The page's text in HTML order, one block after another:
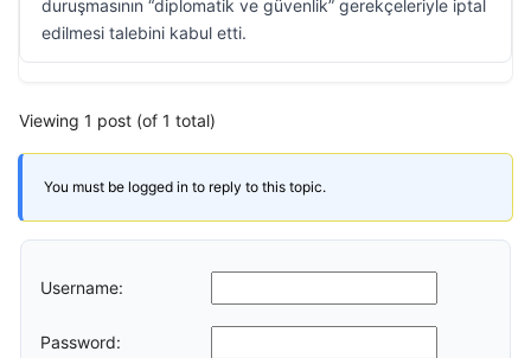
duruşmasının “diplomatik ve güvenlik” gerekçeleriyle iptal
edilmesi talebini kabul etti.
Viewing 1 post (of 1 total)
You must be logged in to reply to this topic.
Username:
Password: